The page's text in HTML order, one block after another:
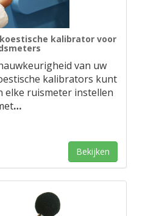
kalibrator voor
van uw
kalibrators kunt
elke ruismeter instellen
…
Bekijken